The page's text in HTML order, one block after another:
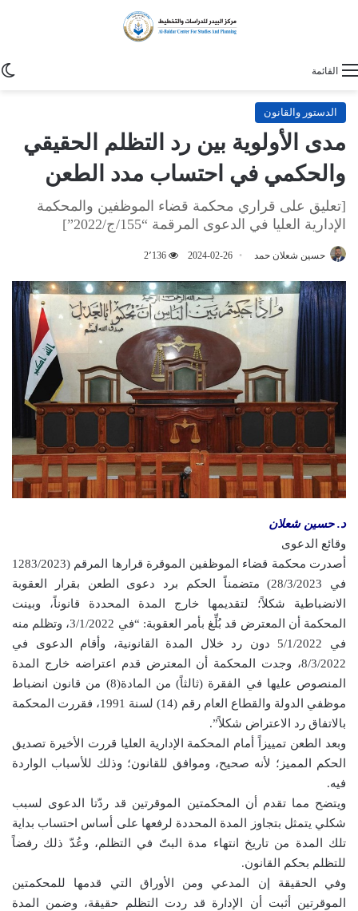
القائمة
الدستور والقانون
مدى الأولوية بين رد التظلم الحقيقي
والحكمي في احتساب مدد الطعن
[تعليق على قراري محكمة قضاء الموظفين والمحكمة
الإدارية العليا في الدعوى المرقمة “155/ج/2022”]
حسين شعلان حمد 2024-02-26 2٬136
د. حسين شعلان
وقائع الدعوى
أصدرت محكمة قضاء الموظفين الموقرة قرارها المرقم (1283/2023
في 28/3/2023) متضمناً الحكم برد دعوى الطعن بقرار العقوبة
الانضباطية شكلاً؛ لتقديمها خارج المدة المحددة قانوناً، وبينت
المحكمة أن المعترض قد بُلِّغ بأمر العقوبة: “في 3/1/2022، وتظلم منه
في 5/1/2022 دون رد خلال المدة القانونية، وأقام الدعوى في
8/3/2022، وجدت المحكمة أن المعترض قدم اعتراضه خارج المدة
المنصوص عليها في الفقرة (ثالثاً) من المادة(8) من قانون انضباط
موظفي الدولة والقطاع العام رقم (14) لسنة 1991، فقررت المحكمة
بالاتفاق رد الاعتراض شكلاً”.
وبعد الطعن تمييزاً أمام المحكمة الإدارية العليا قررت الأخيرة تصديق
الحكم المميز؛ لأنه صحيح، وموافق للقانون؛ وذلك للأسباب الواردة
فيه.
ويتضح مما تقدم أن المحكمتين الموقرتين قد ردّتا الدعوى لسبب
شكلي يتمثل بتجاوز المدة المحددة لرفعها على أساس احتساب بداية
تلك المدة من تاريخ انتهاء مدة البتّ في التظلم، وعُدّ ذلك رفضاً
للتظلم بحكم القانون.
وفي الحقيقة إن المدعي ومن الأوراق التي قدمها للمحكمتين
الموقرتين أثبت أن الإدارة قد ردت التظلم حقيقة، وضمن المدة